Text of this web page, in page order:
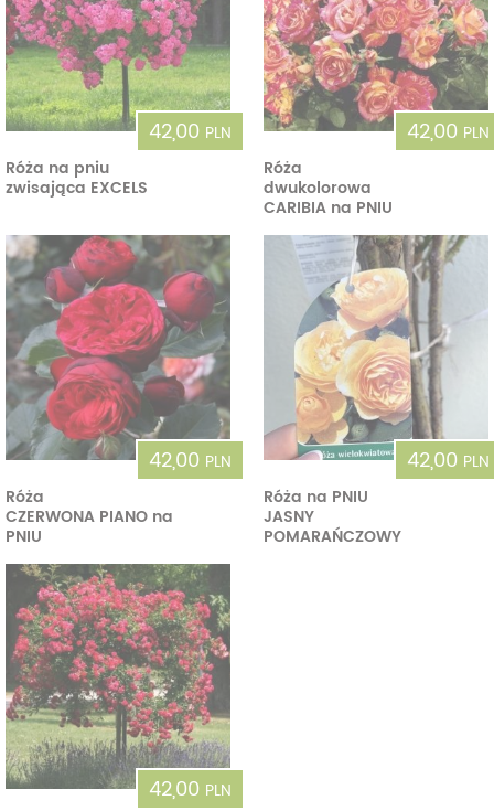
42,00 PLN
Róża na pniu
zwisająca EXCELS
42,00 PLN
Róża
dwukolorowa
CARIBIA na PNIU
42,00 PLN
Róża
CZERWONA PIANO na
PNIU
42,00 PLN
Róża na PNIU
JASNY
POMARAŃCZOWY
42,00 PLN